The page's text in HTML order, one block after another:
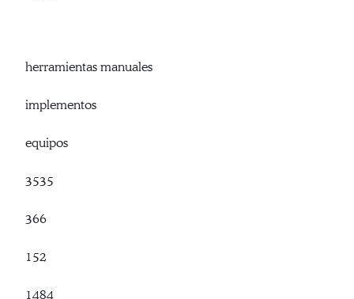
herramientas manuales
implementos
equipos
3535
366
152
1484